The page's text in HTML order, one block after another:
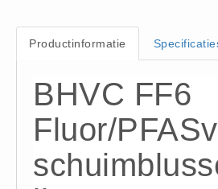
Blusserkasten (3)
Poederblussers (5)
Brandmelders
CO melders (2)
Productinformatie
BHVC FF6
Fluor/